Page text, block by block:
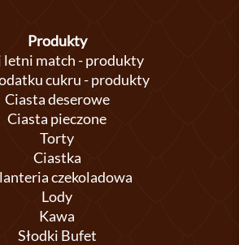
Produkty
letni match - produkty
cukru - produkty
Ciasta deserowe
Ciasta pieczone
Torty
Ciastka
czekoladowa
Lody
Kawa
Słodki Bufet